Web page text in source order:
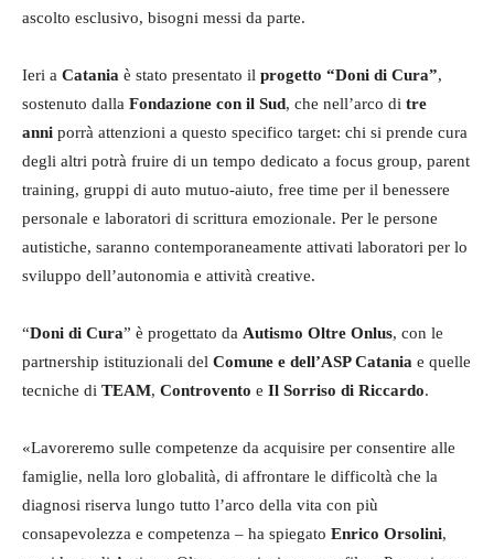
ascolto esclusivo, bisogni messi da parte.
Ieri a Catania è stato presentato il progetto “Doni di Cura”,
sostenuto dalla Fondazione con il Sud, che nell’arco di tre
anni porrà attenzioni a questo specifico target: chi si prende cura
degli altri potrà fruire di un tempo dedicato a focus group, parent
training, gruppi di auto mutuo-aiuto, free time per il benessere
personale e laboratori di scrittura emozionale. Per le persone
autistiche, saranno contemporaneamente attivati laboratori per lo
sviluppo dell’autonomia e attività creative.
“Doni di Cura” è progettato da Autismo Oltre Onlus, con le
partnership istituzionali del Comune e dell’ASP Catania e quelle
tecniche di TEAM, Controvento e Il Sorriso di Riccardo.
«Lavoreremo sulle competenze da acquisire per consentire alle
famiglie, nella loro globalità, di affrontare le difficoltà che la
diagnosi riserva lungo tutto l’arco della vita con più
consapevolezza e competenza – ha spiegato Enrico Orsolini,